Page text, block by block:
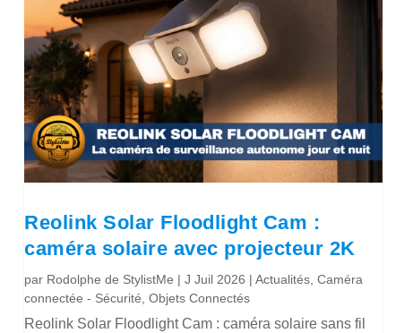
Reolink Solar Floodlight Cam :
caméra solaire avec projecteur 2K
par Rodolphe de StylistMe |J Juil 2026 |Actualités ,Caméra
connectée - Sécurité ,Objets Connectés
Reolink Solar Floodlight Cam : caméra solaire sans fil